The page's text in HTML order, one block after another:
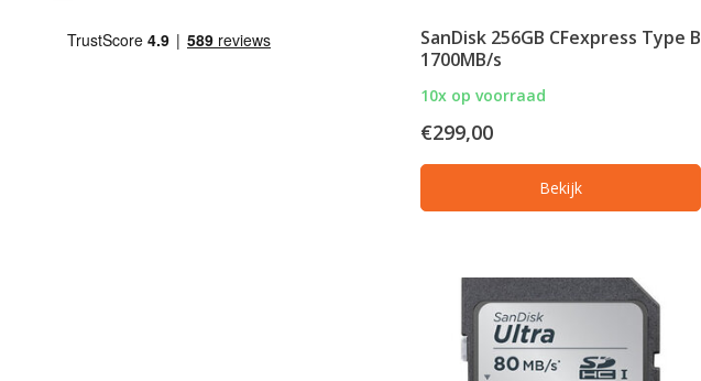
SanDisk 256GB CFexpress Type B
1700MB/s
10x op voorraad
€299,00
Bekijk